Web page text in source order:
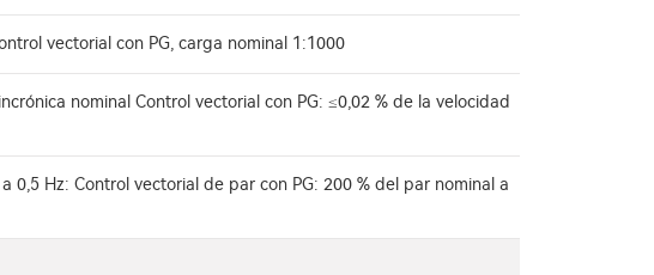
vectorial con PG, carga nominal 1:1000
nominal Control vectorial con PG: ≤0,02 % de la velocidad
0,5 Hz: Control vectorial de par con PG: 200 % del par nominal a